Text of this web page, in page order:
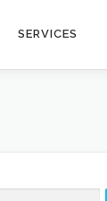
SERVICES